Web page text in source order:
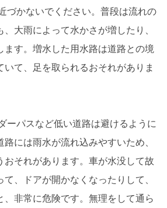
づかないでください。普段は流れの
大雨によって水かさが増したり、
ます。増水した用水路は道路との境
いて、足を取られるおそれがありま
ーパスなど低い道路は避けるように
路には雨水が流れ込みやすいため、
おそれがあります。車が水没して故
、ドアが開かなくなったりして、
、非常に危険です。無理をして通ら